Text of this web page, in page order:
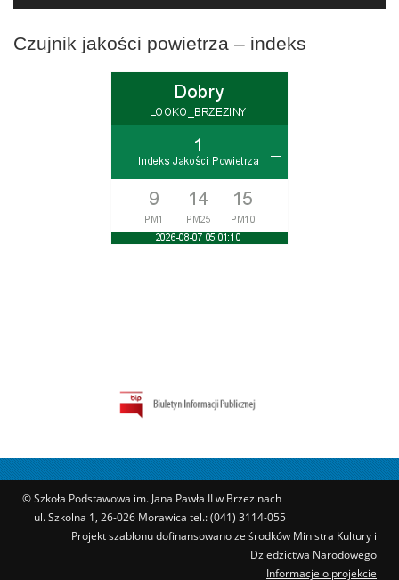
Czujnik jakości powietrza – indeks
© Szkoła Podstawowa im. Jana Pawła II w Brzezinach
ul. Szkolna 1, 26-026 Morawica tel.: (041) 3114-055
Projekt szablonu dofinansowano ze środków Ministra Kultury i
Dziedzictwa Narodowego
Informacje o projekcie